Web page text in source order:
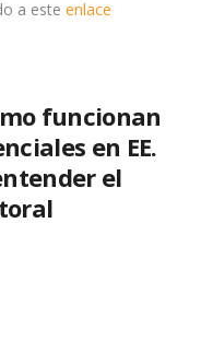
a este enlace
funcionan
en EE.
el